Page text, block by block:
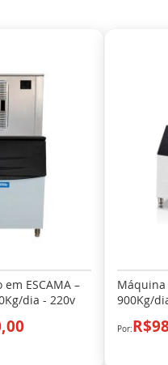
ESCAMA –
dia - 220v
Máquina
900Kg/